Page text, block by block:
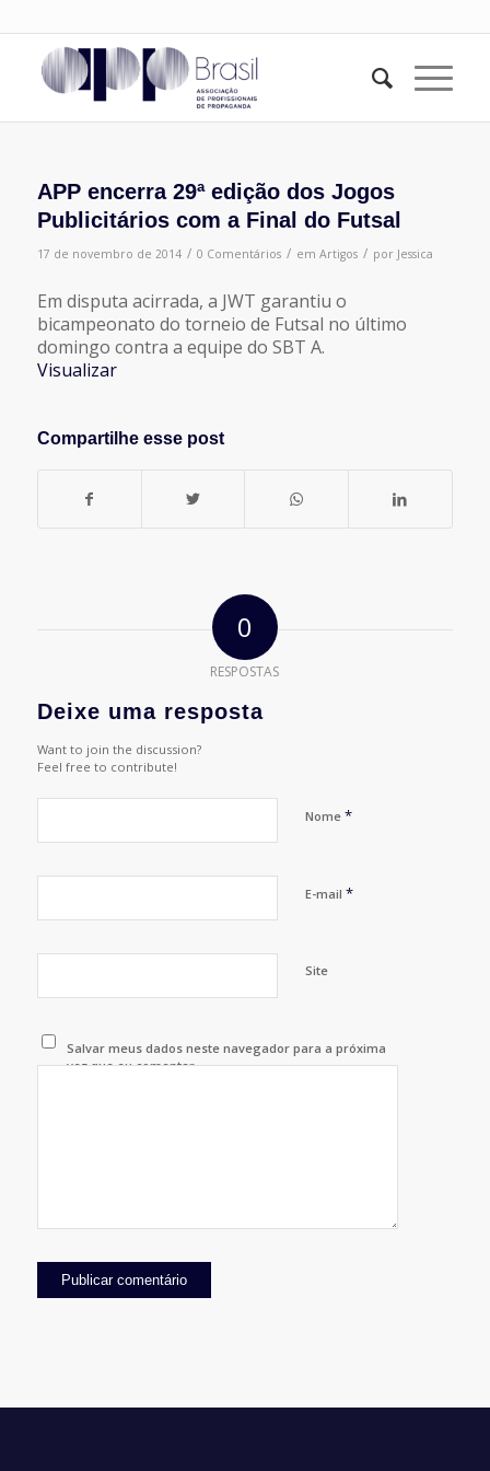
APP encerra 29ª edição dos Jogos
Publicitários com a Final do Futsal
17 de novembro de 2014 / 0 Comentários / em Artigos / por Jessica
Em disputa acirrada, a JWT garantiu o
bicampeonato do torneio de Futsal no último
domingo contra a equipe do SBT A.
Visualizar
Compartilhe esse post
0
RESPOSTAS
Deixe uma resposta
Want to join the discussion?
Feel free to contribute!
Nome *
E-mail *
Site
Salvar meus dados neste navegador para a próxima
vez que eu comentar.